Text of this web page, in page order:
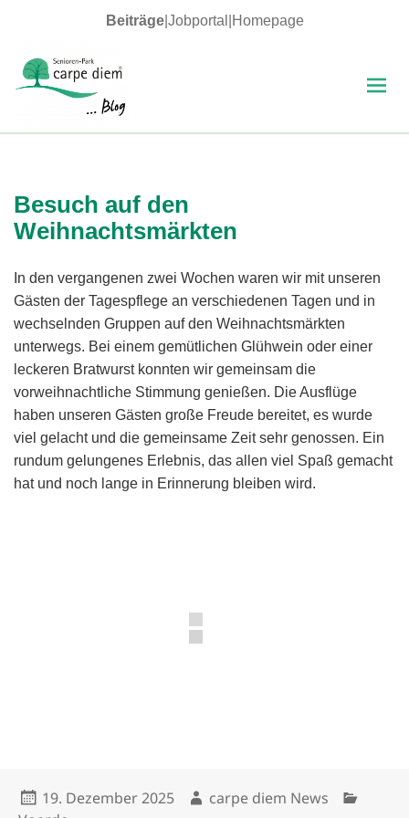
Beiträge| Jobportal Homepage
Besuch auf den
Weihnachtsmärkten
In den vergangenen zwei Wochen waren wir mit unseren
Gästen der Tagespflege an verschiedenen Tagen und in
wechselnden Gruppen auf den Weihnachtsmärkten
unterwegs. Bei einem gemütlichen Glühwein oder einer
leckeren Bratwurst konnten wir gemeinsam die
vorweihnachtliche Stimmung genießen. Die Ausflüge
haben unseren Gästen große Freude bereitet, es wurde
viel gelacht und die gemeinsame Zeit sehr genossen. Ein
rundum gelungenes Erlebnis, das allen viel Spaß gemacht
hat und noch lange in Erinnerung bleiben wird.
Veröffentlicht
19. Dezember 2025 Autor
carpe diem News